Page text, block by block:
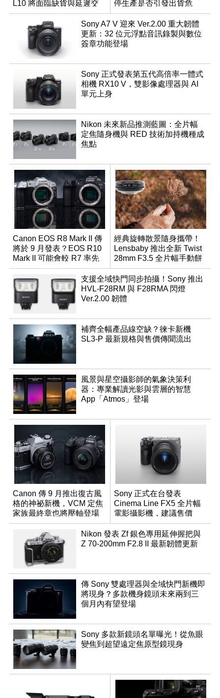
L10 將面臨缺貨與延遲交
貨時間
停生產是否引發出貨危
機？
Sony A7 V 迎來 Ver.2.00 重大韌體
更新：32 位元浮點音訊錄製與數位
簽章功能登場
Sony 正式發表第五代高倍率一體式
相機 RX10 V，雙影像處理器與 AI
單元上身
Nikon 未來新品推測藍圖：全片幅
定焦隨身機與 RED 技術加持機種成
焦點
Canon EOS R8 Mark II 傳
將於 9 月發表？EOS R10
Mark II 可能會較 R7 率先
推出
經典旋轉散景隨身攜帶！
Lensbaby 推出全新 Twist
28mm F3.5 全片幅手動餅
乾鏡
支援全域快門同步拍攝！Sony 推出
HVL-F28RM 與 F28RMA 閃燈
Ver.2.00 韌體
補齊全幅產品線空缺？徠卡新機
SL3-P 最新規格與售價傳聞流出
風景與星空攝影師的氣象決策利
器：專業解讀光影與雲層的智慧
App「Atmos」登場
Canon 傳 9 月推出復古風
格的神祕新機，VCM 定焦
家族最終章也將壓軸登場
Sony 正式在台發表
Cinema Line FX5 全片幅
電影攝影機，建議售價
NT$144,980
Nikon 發表 Zf 銀色專用延伸握把與
Z 70-200mm F2.8 II 最新韌體更新
傳 Sony 雙處理器與全域快門新機即
將現身？多款機身鏡頭未來兩到三
個月內有望登場
Sony 多款新鏡頭名單曝光！從魚眼
變焦到超望遠定焦原型鏡現身